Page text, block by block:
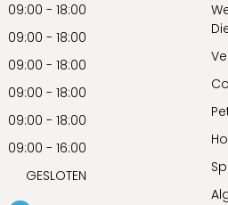
09:00 - 18:00
09:00 - 18:00
09:00 - 18:00
09:00 - 18:00
09:00 - 18:00
09:00 - 16:00
GESLOTEN